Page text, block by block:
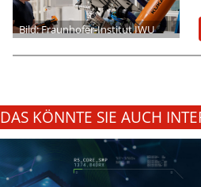
Bild: Fraunhofer-Institut IWU
DAS KÖNNTE SIE AUCH